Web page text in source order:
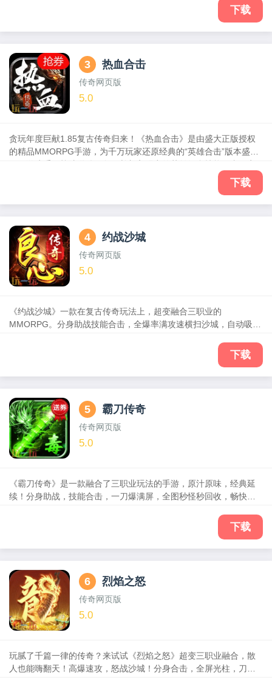
起，热血已沸腾，拿起宝刀，共筑传世霸业！超激情打宝体验，极
品装备、高级技能打怪爆，自由交易随心所欲。行会多元化社交玩
法，你不是一个人在战斗！
下载
3 热血合击
传奇网页版
5.0
贪玩年度巨献1.85复古传奇归来！《热血合击》是由盛大正版授权
的精品MMORPG手游，为千万玩家还原经典的“英雄合击”版本盛
现三大职业六大合击。在玩法设计上，以“升级、爆装、攻沙”三大传
奇经典玩法为核心，同时增加英雄试炼、拍卖商行、装备回收、光
环守护等多种精彩玩法。英雄赞歌奏响，兄弟等你回归！
下载
4 约战沙城
传奇网页版
5.0
《约战沙城》一款在复古传奇玩法上，超变融合三职业的
MMORPG。分身助战技能合击，全爆率满攻速横扫沙城，自动吸金
斗！新服开超快，合服超积极，主线王者之路直接送真充，让你一
下载
5 霸刀传奇
传奇网页版
5.0
《霸刀传奇》是一款融合了三职业玩法的手游，原汁原味，经典延
续！分身助战，技能合击，一刀爆满屏，全图秒怪秒回收，畅快打
下载
6 烈焰之怒
传奇网页版
5.0
玩腻了千篇一律的传奇？来试试《烈焰之怒》超变三职业融合，散
人也能嗨翻天！高爆速攻，怒战沙城！分身合击，全屏光柱，刀刀